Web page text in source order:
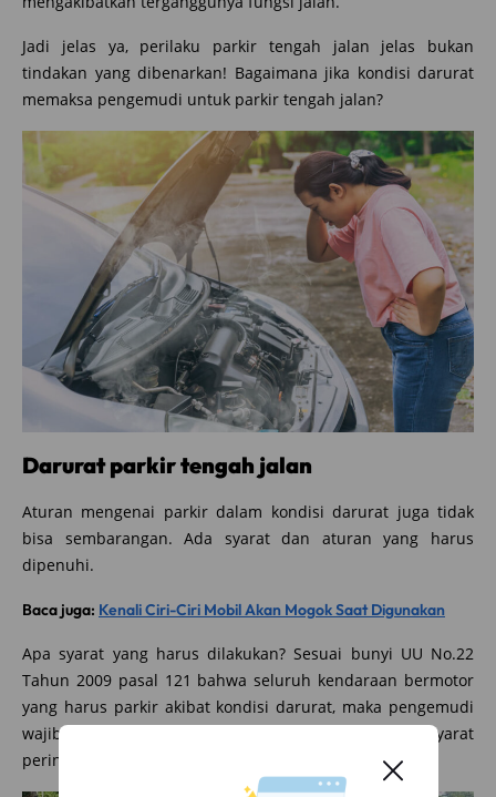
Jadi jelas ya, perilaku parkir tengah jalan jelas bukan
tindakan yang dibenarkan! Bagaimana jika kondisi darurat
memaksa pengemudi untuk parkir tengah jalan?
Darurat parkir tengah jalan
Aturan mengenai parkir dalam kondisi darurat juga tidak
bisa sembarangan. Ada syarat dan aturan yang harus
dipenuhi.
Baca juga: Kenali Ciri-Ciri Mobil Akan Mogok Saat Digunakan
Apa syarat yang harus dilakukan? Sesuai bunyi UU No.22
Tahun 2009 pasal 121 bahwa seluruh kendaraan bermotor
yang harus parkir akibat kondisi darurat, maka pengemudi
wajib memasang segitiga pengaman, lampu isyarat
peringatan bahaya, atau isyarat lain.